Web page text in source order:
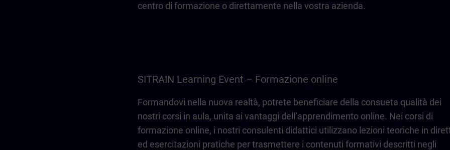
centro di formazione o direttamente nella vostra azienda.
SITRAIN Learning Event – Formazione online
Formandovi nella nuova realtà, potrete beneficiare della consueta qualità dei
nostri corsi in aula, unita ai vantaggi dell’apprendimento online. Nei corsi di
formazione online, i nostri consulenti didattici utilizzano lezioni teoriche in
ed esercitazioni pratiche per trasmettere i contenuti formativi descritti negli